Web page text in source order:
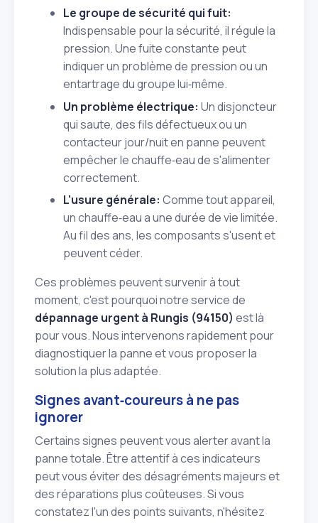
Le groupe de sécurité qui fuit:
Indispensable pour la sécurité, il régule la
pression. Une fuite constante peut
indiquer un problème de pression ou un
entartrage du groupe lui‑même.
Un problème électrique: Un disjoncteur
qui saute, des fils défectueux ou un
contacteur jour/nuit en panne peuvent
empêcher le chauffe‑eau de s'alimenter
correctement.
L'usure générale: Comme tout appareil,
un chauffe‑eau a une durée de vie limitée.
Au fil des ans, les composants s'usent et
peuvent céder.
Ces problèmes peuvent survenir à tout
moment, c'est pourquoi notre service de
dépannage urgent à Rungis (94150) est là
pour vous. Nous intervenons rapidement pour
diagnostiquer la panne et vous proposer la
solution la plus adaptée.
Signes avant‑coureurs à ne pas
ignorer
Certains signes peuvent vous alerter avant la
panne totale. Être attentif à ces indicateurs
peut vous éviter des désagréments majeurs et
des réparations plus coûteuses. Si vous
constatez l'un des points suivants, n'hésitez